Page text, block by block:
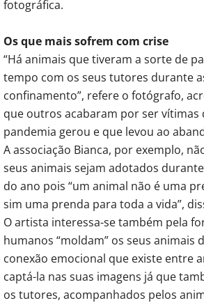
fotográfica.
Os que mais sofrem com crise
“Há animais que tiveram a sorte de
tempo com os seus tutores durante
confinamento”, refere o fotógrafo,
que outros acabaram por ser vítimas
pandemia gerou e que levou ao
A associação Bianca, por exemplo,
seus animais sejam adotados
do ano pois “um animal não é uma
sim uma prenda para toda a vida”,
O artista interessa-se também pela
humanos “moldam” os seus animais
conexão emocional que existe entre
captá-la nas suas imagens já que
os tutores, acompanhados pelos